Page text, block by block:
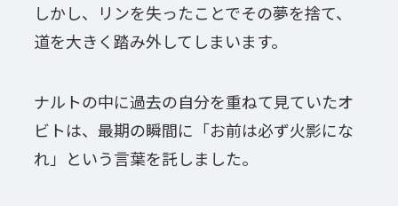
しかし、リンを失ったことでその夢を捨て、
道を大きく踏み外してしまいます。
ナルトの中に過去の自分を重ねて見ていたオ
ビトは、最期の瞬間に「お前は必ず火影にな
れ」という言葉を託しました。